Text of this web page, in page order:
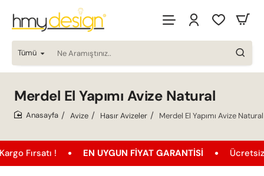
Tümü
Ne
Aramıştınız..
Merdel El Yapımı Avize Natural
Avize Hasır Avizeler Merdel El Yapımı Avize Natural
! EN UYGUN FIYAT GARANTISI Ücretsiz Kargo